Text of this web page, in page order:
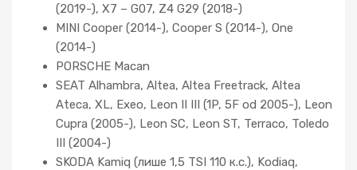
(2019-), X7 – G07, Z4 G29 (2018-)
MINI Cooper (2014-), Cooper S (2014-), One
(2014-)
PORSCHE Macan
SEAT Alhambra, Altea, Altea Freetrack, Altea
Ateca, XL, Exeo, Leon II III (1P, 5F od 2005-), Leon
Cupra (2005-), Leon SC, Leon ST, Terraco, Toledo
III (2004-)
SKODA Kamiq (лише 1,5 TSI 110 к.с.), Kodiaq,